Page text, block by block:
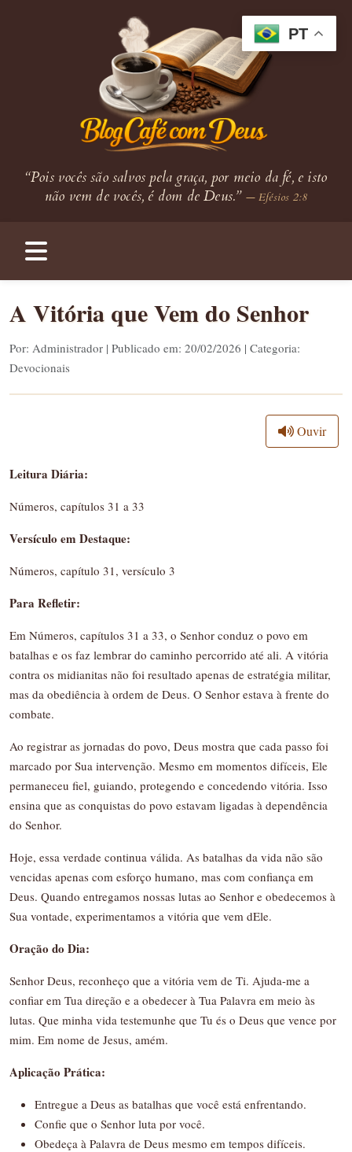
PT
“Pois vocês são salvos pela graça, por meio da fé, e isto
não vem de vocês, é dom de Deus.” — Efésios 2:8
A Vitória que Vem do Senhor
Por: Administrador | Publicado em: 20/02/2026 | Categoria:
Devocionais
Ouvir
Leitura Diária:
Números, capítulos 31 a 33
Versículo em Destaque:
Números, capítulo 31, versículo 3
Para Refletir:
Em Números, capítulos 31 a 33, o Senhor conduz o povo em
batalhas e os faz lembrar do caminho percorrido até ali. A vitória
contra os midianitas não foi resultado apenas de estratégia militar,
mas da obediência à ordem de Deus. O Senhor estava à frente do
combate.
Ao registrar as jornadas do povo, Deus mostra que cada passo foi
marcado por Sua intervenção. Mesmo em momentos difíceis, Ele
permaneceu fiel, guiando, protegendo e concedendo vitória. Isso
ensina que as conquistas do povo estavam ligadas à dependência
do Senhor.
Hoje, essa verdade continua válida. As batalhas da vida não são
vencidas apenas com esforço humano, mas com confiança em
Deus. Quando entregamos nossas lutas ao Senhor e obedecemos à
Sua vontade, experimentamos a vitória que vem dEle.
Oração do Dia:
Senhor Deus, reconheço que a vitória vem de Ti. Ajuda-me a
confiar em Tua direção e a obedecer à Tua Palavra em meio às
lutas. Que minha vida testemunhe que Tu és o Deus que vence por
mim. Em nome de Jesus, amém.
Aplicação Prática:
Entregue a Deus as batalhas que você está enfrentando.
Confie que o Senhor luta por você.
Obedeça à Palavra de Deus mesmo em tempos difíceis.